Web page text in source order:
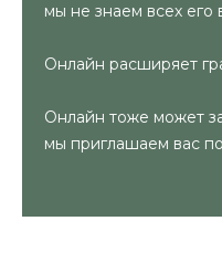
мы не знаем всех его
Онлайн расширяет
Онлайн тоже может
мы приглашаем вас